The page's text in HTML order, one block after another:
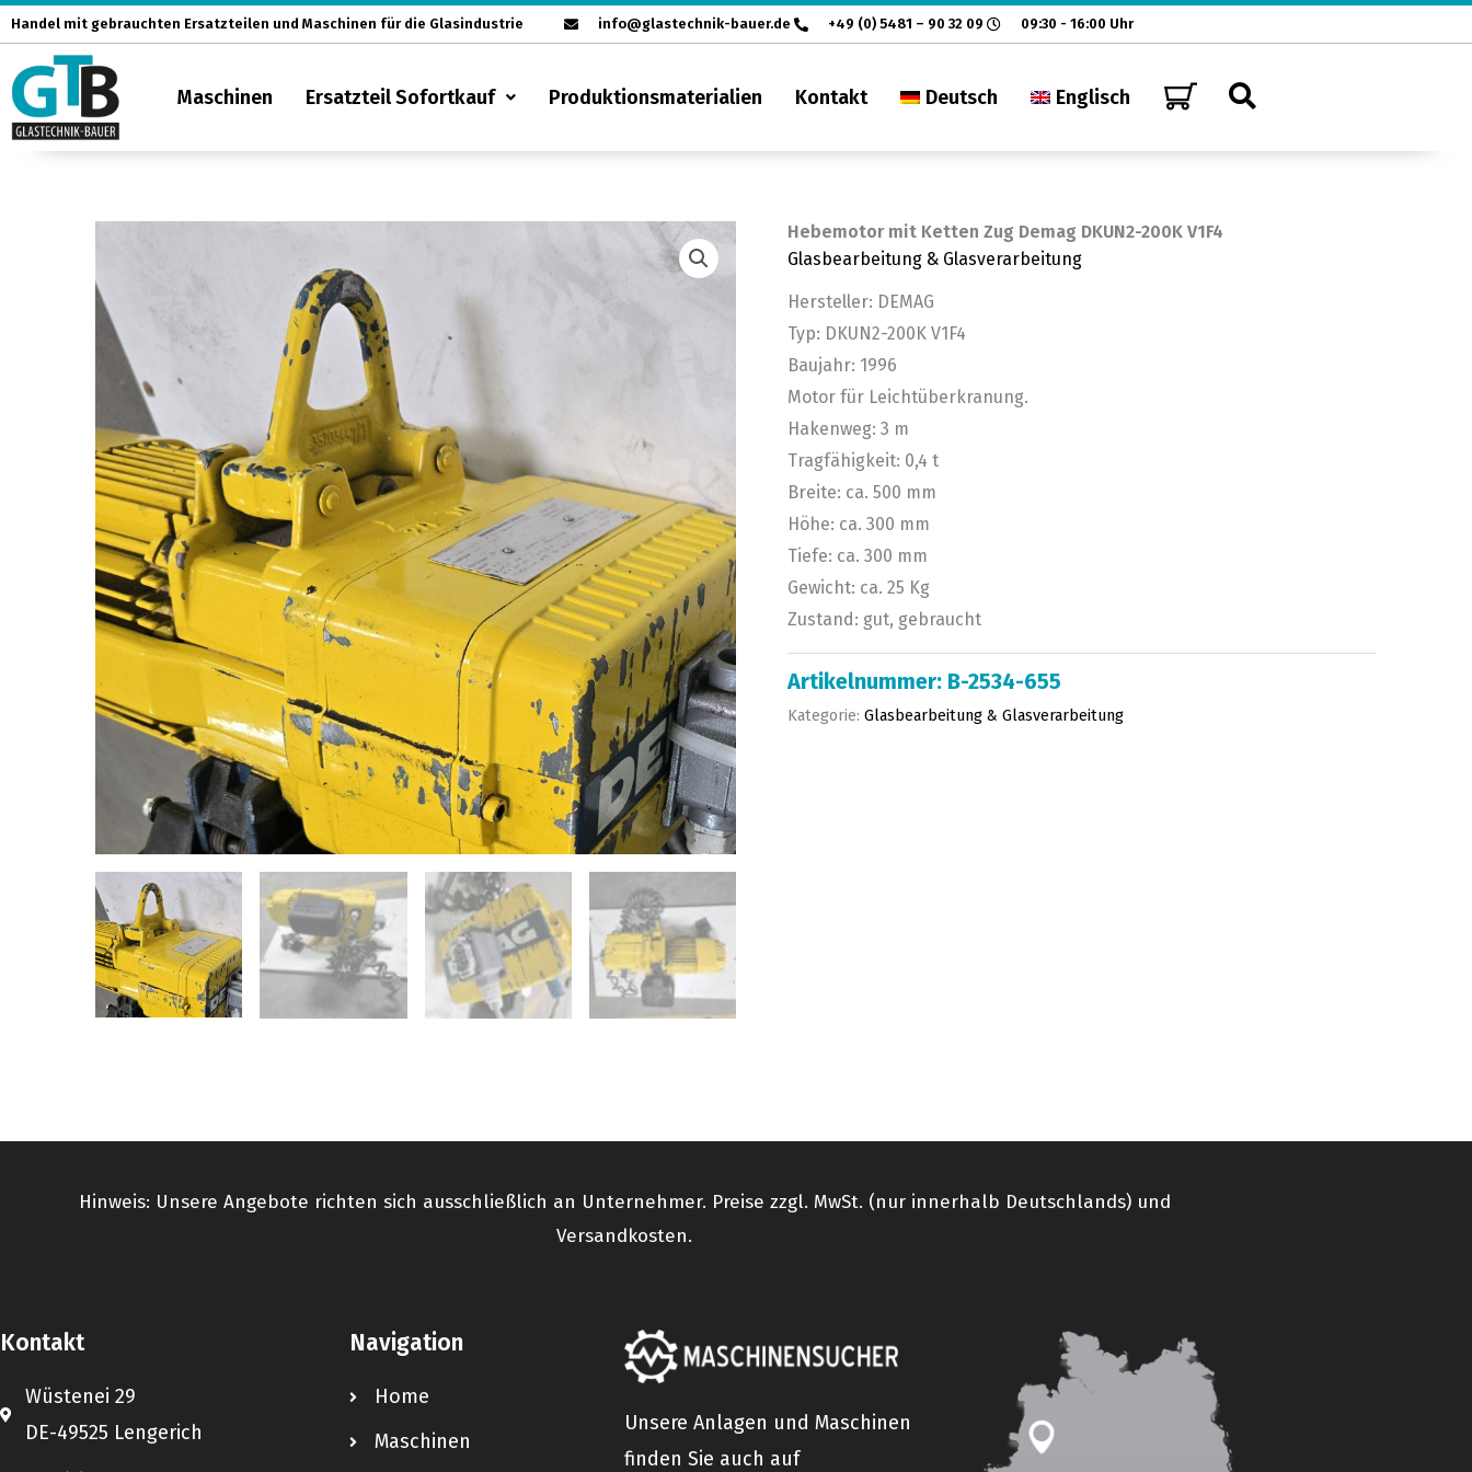
Zum
Inhalt
springen
Handel mit gebrauchten Ersatzteilen und Maschinen für die Glasindustrie info@glastechnik-bauer.de +49 (0) 5481 – 90 32 09 09:30 - 16:00 Uhr
Maschinen Ersatzteil Sofortkauf Produktionsmaterialien Kontakt Deutsch Englisch
Hebemotor mit Ketten Zug Demag DKUN2-200K V1F4
Glasbearbeitung & Glasverarbeitung
Hersteller: DEMAG
Typ: DKUN2-200K V1F4
Baujahr: 1996
Motor für Leichtüberkranung.
Hakenweg: 3 m
Tragfähigkeit: 0,4 t
Breite: ca. 500 mm
Höhe: ca. 300 mm
Tiefe: ca. 300 mm
Gewicht: ca. 25 Kg
Zustand: gut, gebraucht
Artikelnummer: B-2534-655
Kategorie: Glasbearbeitung & Glasverarbeitung
Hinweis: Unsere Angebote richten sich ausschließlich an Unternehmer. Preise zzgl. MwSt. (nur innerhalb Deutschlands) und
Versandkosten.
Kontakt
Wüstenei 29
DE-49525 Lengerich
Navigation
Home
Maschinen
Unsere Anlagen und Maschinen
finden Sie auch auf